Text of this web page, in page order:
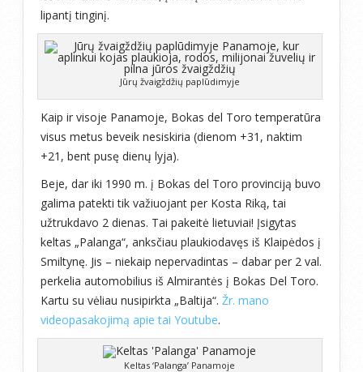
lipantį tinginį.
Jūrų žvaigždžių paplūdimyje
Kaip ir visoje Panamoje, Bokas del Toro temperatūra
visus metus beveik nesiskiria (dienom +31, naktim
+21, bent pusę dienų lyja).
Beje, dar iki 1990 m. į Bokas del Toro provinciją buvo
galima patekti tik važiuojant per Kosta Riką, tai
užtrukdavo 2 dienas. Tai pakeitė lietuviai! Įsigytas
keltas „Palanga“, anksčiau plaukiodavęs iš Klaipėdos į
Smiltynę. Jis – niekaip nepervadintas – dabar per 2 val.
perkelia automobilius iš Almirantės į Bokas Del Toro.
Kartu su vėliau nusipirkta „Baltija“. Žr. mano
videopasakojimą apie tai Youtube.
Keltas ‘Palanga’ Panamoje